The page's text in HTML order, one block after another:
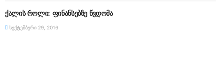
ქალის როლი: ფინანსებზე წვდომა
სექტემბერი 29, 2016